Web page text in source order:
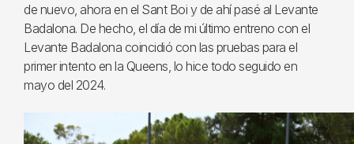
de nuevo, ahora en el Sant Boi y de ahí pasé al Levante
Badalona. De hecho, el día de mi último entreno con el
Levante Badalona coincidió con las pruebas para el
primer intento en la Queens, lo hice todo seguido en
mayo del 2024.